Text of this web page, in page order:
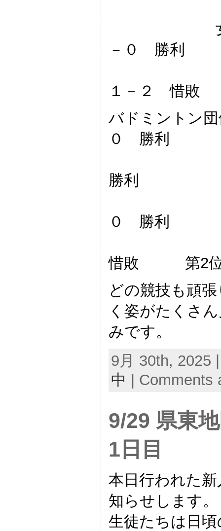
女子団
－０ 勝利
１－２ 惜敗
バドミントン
０ 勝利
勝利
０ 勝利
惜敗 第2
どの競技も頑
く姿がたくさ
みです。
9月 30th, 2025
中 | Comments
9/29 県東
1日目
本日行われた
知らせします。
生徒たちは日